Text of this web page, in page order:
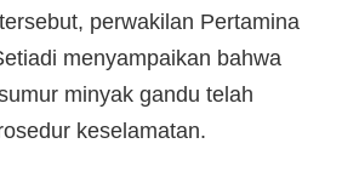
perwakilan Pertamina
menyampaikan bahwa
minyak gandu telah
keselamatan.